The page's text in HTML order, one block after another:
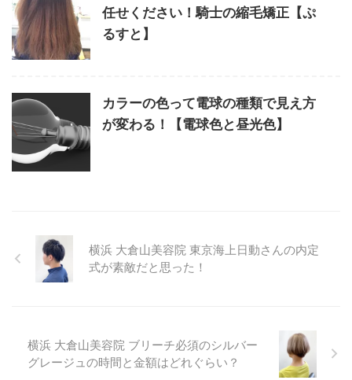
任せください！騎士の縮毛矯正【ぷ
るすと】
カラーの色って電球の種類で見え方
が変わる！【電球色と昼光色】
横浜 大倉山美容院 東京海上日動さんの内定
式が素敵だと思った！
横浜 大倉山美容院 ブリーチ必須のシルバー
グレージュの時間と金額はどれぐらい？